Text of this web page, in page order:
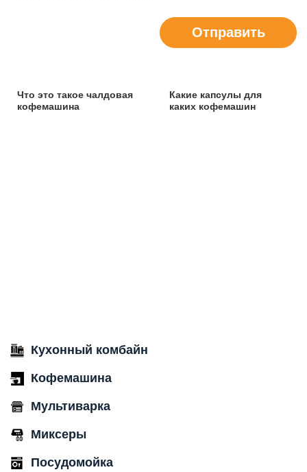
Отправить
Что это такое чалдовая
кофемашина
Какие капсулы для
каких кофемашин
Кухонный комбайн
Кофемашина
Мультиварка
Миксеры
Посудомойка